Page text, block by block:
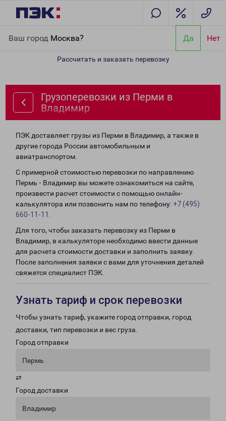
Ваш город Москва? Да Нет
Рассчитать и заказать перевозку
Грузоперевозки из Перми в
Владимир
ПЭК доставляет грузы из Перми в Владимир, а также в
другие города России автомобильным и
авиатранспортом.
С примерной стоимостью перевозки по направлению
Пермь - Владимир вы можете ознакомиться на сайте,
произвести расчет стоимости с помощью онлайн-
калькулятора или позвонить нам по телефону: +7 (495)
660-11-11
Для того, чтобы заказать перевозку из Перми в
Владимир, в калькуляторе необходимо ввести данные
для расчета стоимости доставки и заполнить заявку.
После заполнения заявки с вами для уточнения деталей
свяжется специалист ПЭК.
Узнать тариф и срок перевозки
Чтобы узнать тариф, укажите город отправки, город
доставки, тип перевозки и вес груза.
Город отправки
Пермь
⇄
Город доставки
Владимир